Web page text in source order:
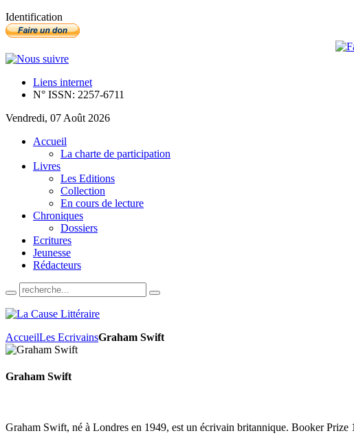
Identification
Liens internet
N° ISSN: 2257-6711
Vendredi, 07 Août 2026
Accueil
La charte de participation
Livres
Les Editions
Collection
En cours de lecture
Chroniques
Dossiers
Ecritures
Jeunesse
Rédacteurs
AccueilLes EcrivainsGraham Swift
Graham Swift
Graham Swift, né à Londres en 1949, est un écrivain britannique. Booker Prize